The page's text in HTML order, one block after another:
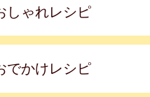
しゃれレシピ
でかけレシピ